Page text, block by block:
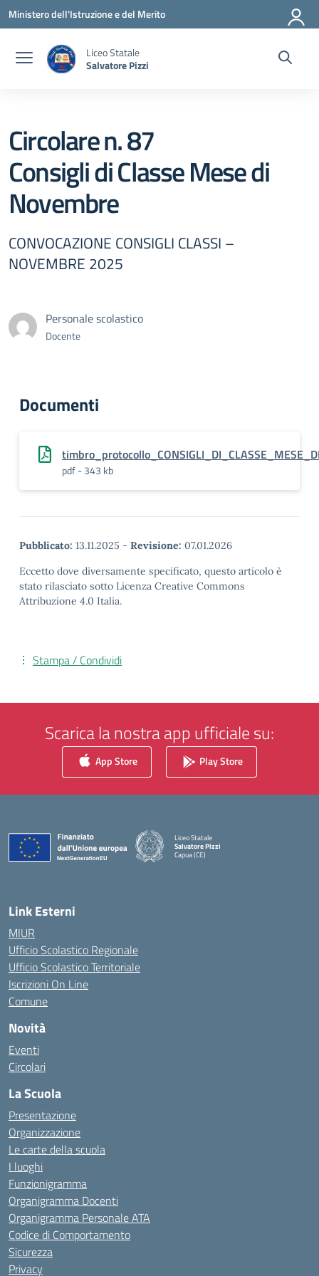
Vai ai contenuti
Vai al menu di navigazione
Vai al footer
Ministero dell'Istruzione e del Merito
Liceo Statale
Salvatore Pizzi
Circolare n. 87
Consigli di Classe Mese di
Novembre
CONVOCAZIONE CONSIGLI CLASSI –
NOVEMBRE 2025
Personale scolastico
Docente
Documenti
pdf - 343 kb
Pubblicato: 13.11.2025 - Revisione: 07.01.2026
Eccetto dove diversamente specificato, questo articolo è
stato rilasciato sotto Licenza Creative Commons
Attribuzione 4.0 Italia.
Stampa / Condividi
Scarica la nostra app ufficiale su:
App Store Play Store
Liceo Statale
Salvatore Pizzi
Capua (CE)
— Visita la pagina iniziale della scuola
Link Esterni
MIUR
Ufficio Scolastico Regionale
Ufficio Scolastico Territoriale
Iscrizioni On Line
Comune
Novità
Eventi
Circolari
La Scuola
Presentazione
Organizzazione
Le carte della scuola
I luoghi
Funzionigramma
Organigramma Docenti
Organigramma Personale ATA
Codice di Comportamento
Sicurezza
Privacy